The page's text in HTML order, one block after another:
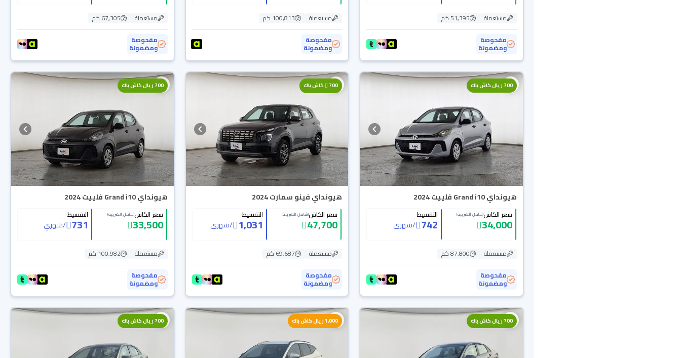
مستعملة
51,395 كم
مفحوصة
ومضمونة
مستعملة
100,813 كم
مفحوصة
ومضمونة
مستعملة
67,305 كم
مفحوصة
ومضمونة
700 ريال كاش باك
هيونداي Grand i10 فلييت 2024
سعر الكاش(شامل الضريبة)
34,000
التقسيط
742
/شهري
مستعملة
87,800 كم
مفحوصة
ومضمونة
700 كاش باك
هيونداي فينو سمارت 2024
سعر الكاش(شامل الضريبة)
47,700
التقسيط
1,031
/شهري
مستعملة
69,687 كم
مفحوصة
ومضمونة
700 ريال كاش باك
هيونداي Grand i10 فلييت 2024
سعر الكاش(شامل الضريبة)
33,500
التقسيط
731
/شهري
مستعملة
100,982 كم
مفحوصة
ومضمونة
700 ريال كاش باك 1,000 ريال كاش باك 700 ريال كاش باك